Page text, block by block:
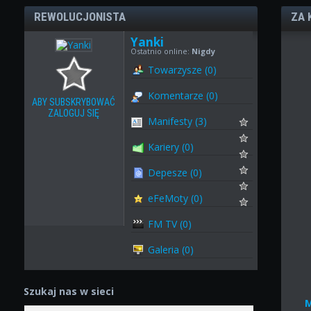
REWOLUCJONISTA
ABY SUBSKRYBOWAĆ
ZALOGUJ SIĘ
Yanki
Ostatnio online: Nigdy
Towarzysze (0)
Komentarze (0)
Manifesty (3)
Kariery (0)
Depesze (0)
eFeMoty (0)
FM TV (0)
Galeria (0)
Szukaj nas w sieci
ZA